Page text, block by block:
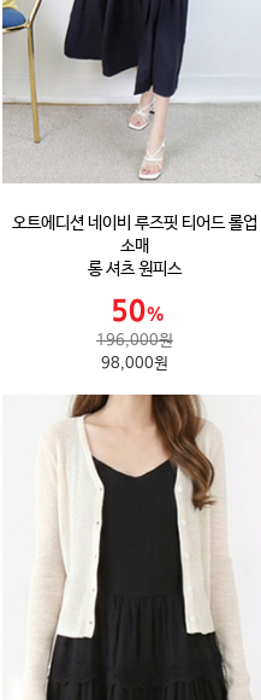
오트에디션 네이비 루즈핏 티어드 롤업
소매
롱 셔츠 원피스
196,000원
98,000원